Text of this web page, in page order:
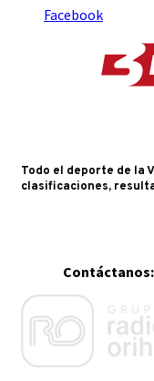
Facebook
Todo el deporte de la
clasificaciones,
Contáctanos: